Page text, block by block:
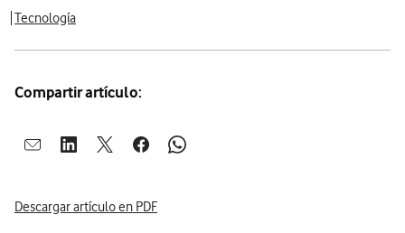
Tecnología
Compartir artículo:
Abrir ventana para compartir en mail
Abrir ventana para compartir en linkedin
Abrir ventana para compartir en twitter
Abrir ventana para compartir en facebook
Abrir ventana para compartir en
Descargar artículo en PDF